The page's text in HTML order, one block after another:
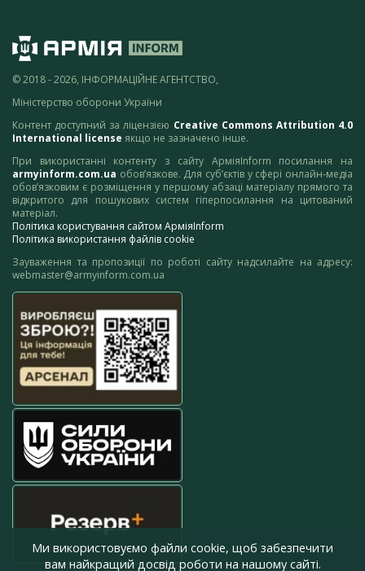
© 2018 - 2026, ІНФОРМАЦІЙНЕ АГЕНТСТВО,
Міністерство оборони України
Контент доступний за ліцензією Creative Commons Attribution 4.0
International license якщо не зазначено інше.
При використанні контенту з сайту АрміяInform посилання на
armyinform.com.ua обов’язкове. Для суб’єктів у сфері онлайн-медіа
обов’язковим є розміщення у першому абзаці матеріалу прямого та
відкритого для пошукових систем гіперпосилання на цитований
матеріал.
Політика користування сайтом АрміяInform
Політика використання файлів cookie
Зауваження та пропозиції по роботі сайту надсилайте на адресу:
webmaster@armyinform.com.ua
Ми використовуємо файли cookie, щоб забезпечити
вам найкращий досвід роботи на нашому сайті.